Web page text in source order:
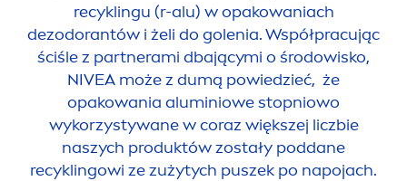
recyklingu (r-alu) w opakowaniach
dezodorantów i żeli do golenia. Współpracując
ściśle z partnerami dbającymi o środowisko,
NIVEA może z dumą powiedzieć, że
opakowania aluminiowe stopniowo
wykorzystywane w coraz większej liczbie
naszych produktów zostały poddane
recyklingowi ze zużytych puszek po napojach.